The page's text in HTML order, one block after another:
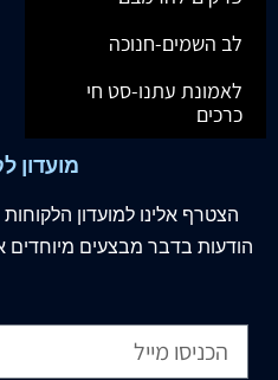
לב השמים-חנוכה
לאמונת עתנו-סט חי
כרכים
מועדון
הצטרף אלינו למועדון
הודעות בדבר מבצעים מיוחדים